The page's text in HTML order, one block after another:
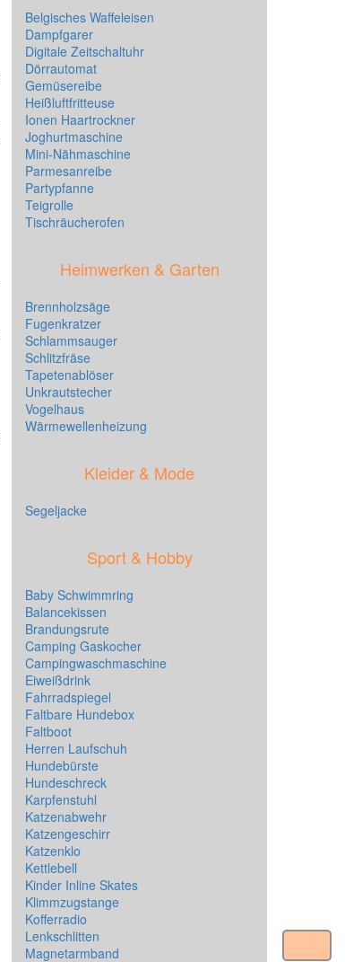
Belgisches Waffeleisen
Dampfgarer
Digitale Zeitschaltuhr
Dörrautomat
Gemüsereibe
Heißluftfritteuse
Ionen Haartrockner
Joghurtmaschine
Mini-Nähmaschine
Parmesanreibe
Partypfanne
Teigrolle
Tischräucherofen
Heimwerken & Garten
Brennholzsäge
Fugenkratzer
Schlammsauger
Schlitzfräse
Tapetenablöser
Unkrautstecher
Vogelhaus
Wärmewellenheizung
Kleider & Mode
Segeljacke
Sport & Hobby
Baby Schwimmring
Balancekissen
Brandungsrute
Camping Gaskocher
Campingwaschmaschine
Eiweißdrink
Fahrradspiegel
Faltbare Hundebox
Faltboot
Herren Laufschuh
Hundebürste
Hundeschreck
Karpfenstuhl
Katzenabwehr
Katzengeschirr
Katzenklo
Kettlebell
Kinder Inline Skates
Klimmzugstange
Kofferradio
Lenkschlitten
Magnetarmband